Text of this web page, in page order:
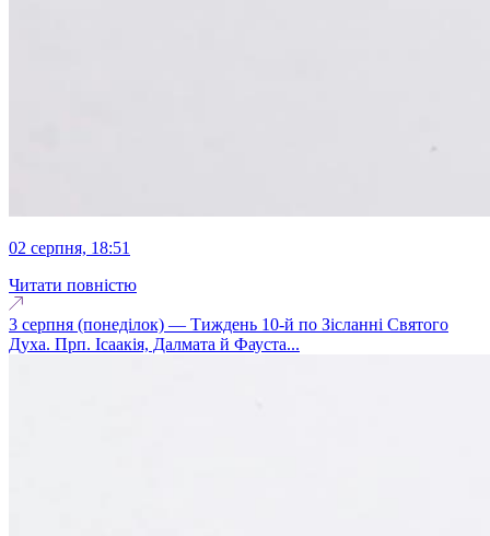
02 серпня, 18:51
Читати повністю
3 серпня (понеділок) — Тиждень 10-й по Зісланні Святого
Духа. Прп. Ісаакія, Далмата й Фауста...